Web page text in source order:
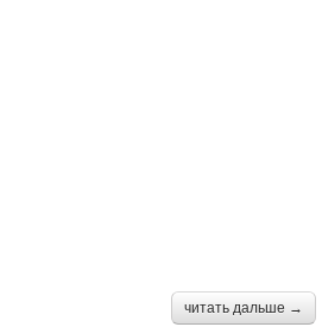
читать дальше →